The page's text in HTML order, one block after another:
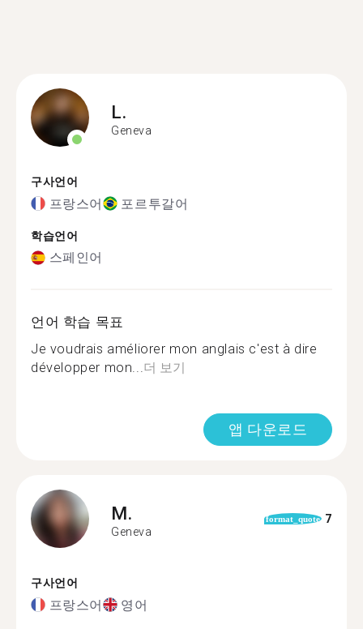
L.
Geneva
구사언어
프랑스어 포르투갈어
학습언어
스페인어
언어 학습 목표
Je voudrais améliorer mon anglais c'est à dire
développer mon...더 보기
앱 다운로드
M.
Geneva
format_quote 7
구사언어
프랑스어 영어